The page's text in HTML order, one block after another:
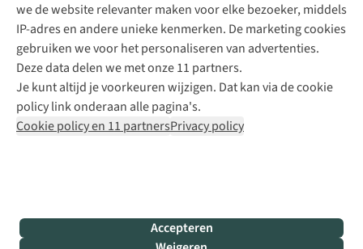
we de website relevanter maken voor elke bezoeker, middels
IP-adres en andere unieke kenmerken. De marketing cookies
gebruiken we voor het personaliseren van advertenties.
Deze data delen we met onze 11 partners.
Je kunt altijd je voorkeuren wijzigen. Dat kan via de cookie
policy link onderaan alle pagina's.
Cookie policy en 11 partnersPrivacy policy
Accepteren
Bever